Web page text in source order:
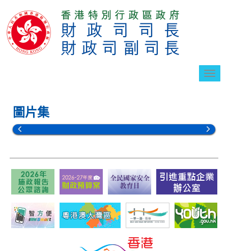
切
圖片集